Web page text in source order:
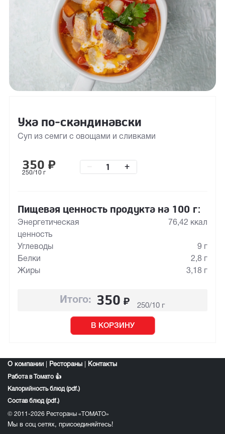
Уха по-скандинавски
Суп из семги с овощами и сливками
350 ₽
250/10 г
+
Пищевая ценность продукта на 100 г:
Энергетическая
ценность
76,42 ккал
Углеводы
9 г
Белки
2,8 г
Жиры
3,18 г
Итого: 350 ₽ 250/10 г
В КОРЗИНУ
О компании Рестораны Контакты
Работа в Томато 👍
Калорийность блюд (pdf.)
Состав блюд (pdf.)
© 2011-2026 Рестораны «ТОМАТО»
Мы в соц сетях, присоединяйтесь!